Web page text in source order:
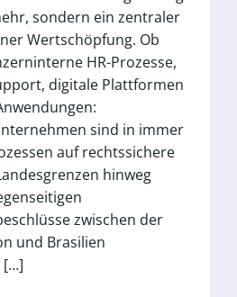
sondern ein zentraler
Wertschöpfung. Ob
HR-Prozesse,
digitale Plattformen
sind in immer
auf rechtssichere
hinweg
zwischen der
und Brasilien
[…]